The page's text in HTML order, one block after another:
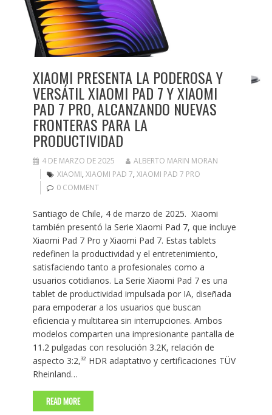
XIAOMI PRESENTA LA PODEROSA Y
VERSÁTIL XIAOMI PAD 7 Y XIAOMI
PAD 7 PRO, ALCANZANDO NUEVAS
FRONTERAS PARA LA
PRODUCTIVIDAD
4 DE MARZO DE 2025
ALBERTO MARIN MORAN
XIAOMI, XIAOMI PAD 7, XIAOMI PAD 7 PRO
0 COMMENT
Santiago de Chile, 4 de marzo de 2025. Xiaomi
también presentó la Serie Xiaomi Pad 7, que incluye
Xiaomi Pad 7 Pro y Xiaomi Pad 7. Estas tablets
redefinen la productividad y el entretenimiento,
satisfaciendo tanto a profesionales como a
usuarios cotidianos. La Serie Xiaomi Pad 7 es una
tablet de productividad impulsada por IA, diseñada
para empoderar a los usuarios que buscan
eficiencia y multitarea sin interrupciones. Ambos
modelos comparten una impresionante pantalla de
11.2 pulgadas con resolución 3.2K, relación de
aspecto 3:2,³² HDR adaptativo y certificaciones TÜV
Rheinland…
READ MORE